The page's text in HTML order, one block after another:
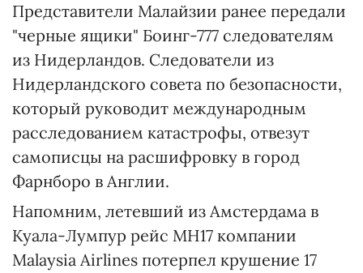
Представители Малайзии ранее передали
"черные ящики" Боинг-777 следователям
из Нидерландов. Следователи из
Нидерландского совета по безопасности,
который руководит международным
расследованием катастрофы, отвезут
самописцы на расшифровку в город
Фарнборо в Англии.
Напомним, летевший из Амстердама в
Куала-Лумпур рейс MH17 компании
Malaysia Airlines потерпел крушение 17